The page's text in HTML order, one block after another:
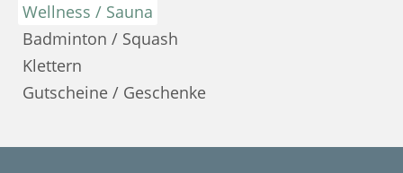
Wellness / Sauna
Badminton / Squash
Klettern
Gutscheine / Geschenke